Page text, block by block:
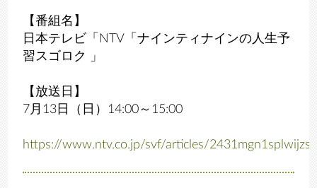
【番組名】
日本テレビ「NTV「ナインティナインの人生予
習スゴロク 」
【放送日】
7月13日（日）14:00～15:00
https://www.ntv.co.jp/svf/articles/